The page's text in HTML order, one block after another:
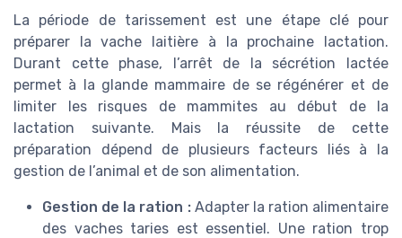
La période de tarissement est une étape clé pour
préparer la vache laitière à la prochaine lactation.
Durant cette phase, l’arrêt de la sécrétion lactée
permet à la glande mammaire de se régénérer et de
limiter les risques de mammites au début de la
lactation suivante. Mais la réussite de cette
préparation dépend de plusieurs facteurs liés à la
gestion de l’animal et de son alimentation.
Gestion de la ration :Adapter la ration alimentaire
des vaches taries est essentiel. Une ration trop